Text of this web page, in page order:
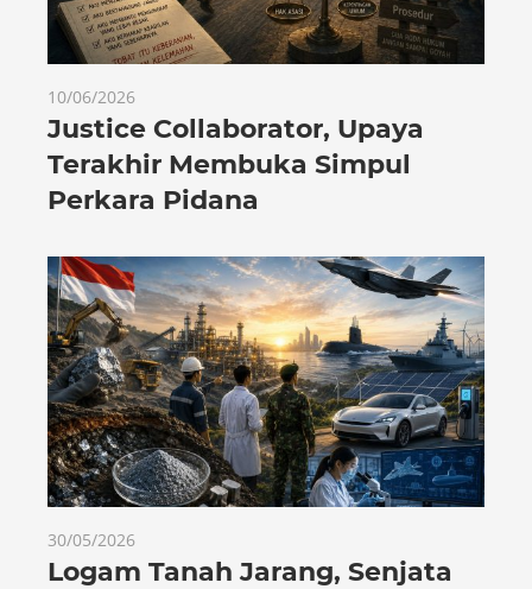
10/06/2026
Justice Collaborator, Upaya
Terakhir Membuka Simpul
Perkara Pidana
30/05/2026
Logam Tanah Jarang, Senjata